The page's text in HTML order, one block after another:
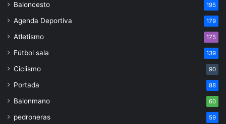
Baloncesto 195
Agenda Deportiva 179
Atletismo 175
Fútbol sala 139
Ciclismo 90
Portada 88
Balonmano 60
pedroneras 59